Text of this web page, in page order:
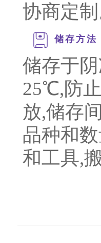
协商定制
储存方法
储存于
25℃,防
放,储存
品种和
和工具,